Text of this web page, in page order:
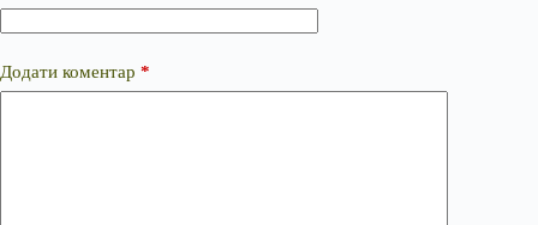
Додати коментар *